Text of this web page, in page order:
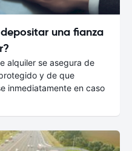
una fianza
alquiler se asegura de
y de que
inmediatamente en caso